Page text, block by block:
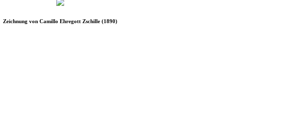
Zeichnung von Camillo Ehregott Zschille (1890)